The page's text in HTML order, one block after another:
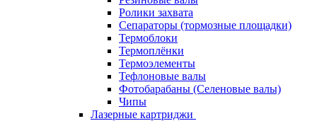
Ролики захвата
Сепараторы (тормозные площадки)
Термоблоки
Термоплёнки
Термоэлементы
Тефлоновые валы
Фотобарабаны (Селеновые валы)
Чипы
Лазерные картриджи